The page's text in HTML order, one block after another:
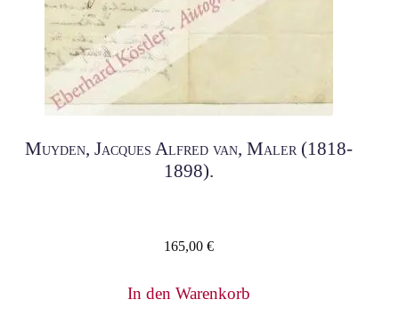
Muyden, Jacques Alfred van, Maler (1818-
1898).
165,00 €
In den Warenkorb